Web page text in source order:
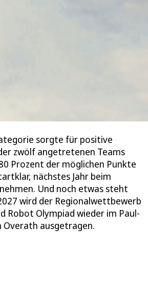
sorgte für positive
zwölf angetretenen Teams
Prozent der möglichen Punkte
nächstes Jahr beim
Und noch etwas steht
wird der Regionalwettbewerb
Robot Olympiad wieder im Paul-
Overath ausgetragen.